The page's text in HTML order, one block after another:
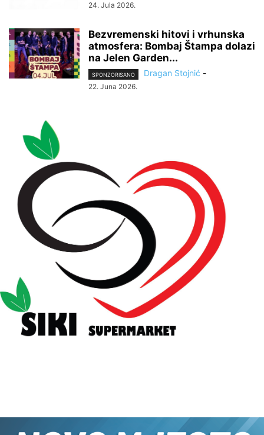
24. Jula 2026.
Bezvremenski hitovi i vrhunska
atmosfera: Bombaj Štampa dolazi
na Jelen Garden...
SPONZORISANO Dragan Stojnić -
22. Juna 2026.